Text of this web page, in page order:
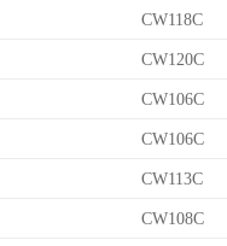
CW118C
CW120C
CW106C
CW106C
CW113C
CW108C